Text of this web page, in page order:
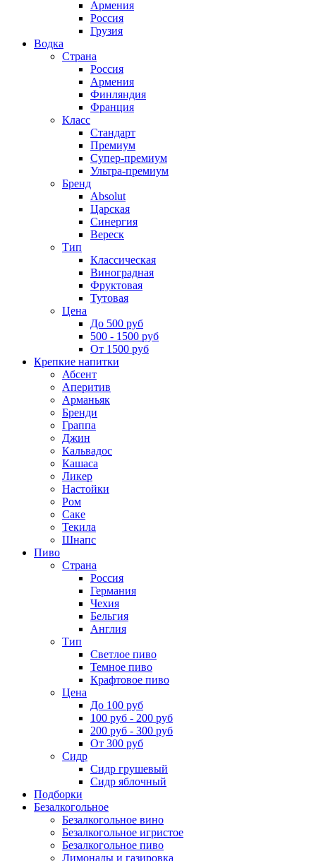
Армения
Россия
Грузия
Водка
Страна
Россия
Армения
Финляндия
Франция
Класс
Стандарт
Премиум
Супер-премиум
Ультра-премиум
Бренд
Absolut
Царская
Синергия
Вереск
Тип
Классическая
Виноградная
Фруктовая
Тутовая
Цена
До 500 руб
500 - 1500 руб
От 1500 руб
Крепкие напитки
Абсент
Аперитив
Арманьяк
Бренди
Граппа
Джин
Кальвадос
Кашаса
Ликер
Настойки
Ром
Саке
Текила
Шнапс
Пиво
Страна
Россия
Германия
Чехия
Бельгия
Англия
Тип
Светлое пиво
Темное пиво
Крафтовое пиво
Цена
До 100 руб
100 руб - 200 руб
200 руб - 300 руб
От 300 руб
Сидр
Сидр грушевый
Сидр яблочный
Подборки
Безалкогольное
Безалкогольное вино
Безалкогольное игристое
Безалкогольное пиво
Лимонады и газировка